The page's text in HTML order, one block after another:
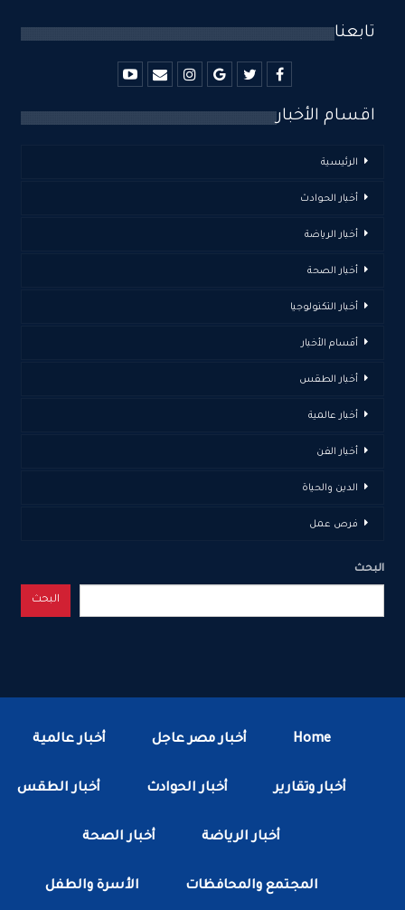
تابعنا
اقسام الأخبار
الرئيسية
أخبار الحوادث
أخبار الرياضة
أخبار الصحة
أخبار التكنولوجيا
أقسام الأخبار
أخبار الطقس
أخبار عالمية
أخبار الفن
الدين والحياة
فرص عمل
البحث
البحث
Home أخبار مصر عاجل أخبار عالمية
أخبار وتقارير أخبار الحوادث أخبار الطقس
أخبار الرياضة أخبار الصحة
المجتمع والمحافظات الأسرة والطفل